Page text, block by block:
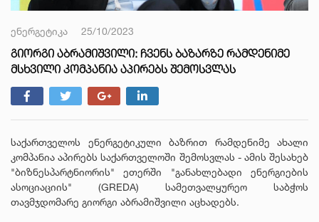
ენერგეტიკა 25/10/2023
ᲒᲘᲝᲠᲒᲘ ᲐᲑᲠᲐᲛᲘᲨᲕᲘᲚᲘ: ᲩᲕᲔᲜᲡ ᲑᲐᲖᲐᲠᲖᲔ ᲠᲐᲛᲓᲔᲜᲘᲛᲔ
ᲛᲡᲮᲕᲘᲚᲘ ᲙᲝᲛᲞᲐᲜᲘᲐ ᲐᲞᲘᲠᲔᲑᲡ ᲨᲔᲛᲝᲡᲕᲚᲐᲡ
საქართველოს ენერგეტიკული ბაზრით რამდენიმე ახალი
კომპანია აპირებს საქართველოში შემოსვლას - ამის შესახებ
"ბიზნესპარტნიორის" ეთერში "განახლებადი ენერგიების
ასოციაციის" (GREDA) სამეთვალყურეო საბჭოს
თავმჯდომარე გიორგი აბრამიშვილი აცხადებს.